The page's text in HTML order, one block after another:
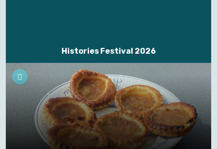
Histories Festival 2026